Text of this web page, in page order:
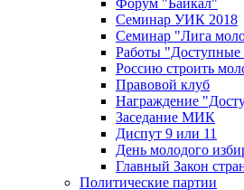
Форум "Байкал"
Семинар УИК 2018
Семинар "Лига
Работы
Россию строить
Правовой клуб
Награждение
Заседание МИК
Диспут 9 или 11
День молодого
Главный Закон
Политические партии